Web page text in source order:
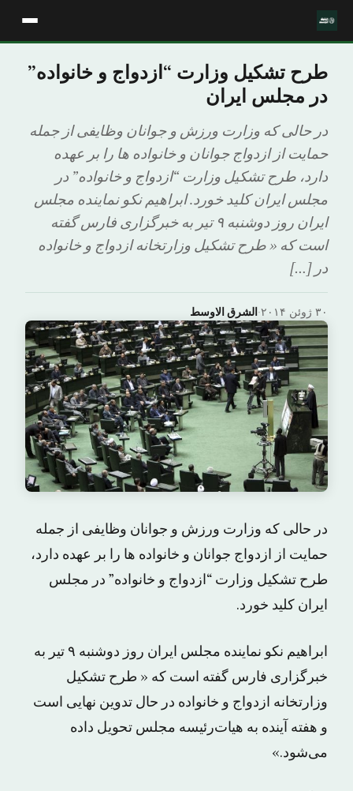
طرح تشکیل وزارت “ازدواج و خانواده”
در مجلس ایران
در حالی که وزارت ورزش و جوانان وظایفی از جمله
حمایت از ازدواج جوانان و خانواده ها را بر عهده
دارد، طرح تشکیل وزارت “ازدواج و خانواده” در
مجلس ایران کلید خورد. ابراهیم نکو نماینده مجلس
ایران روز دوشنبه ۹ تیر به خبرگزاری فارس گفته
است که « طرح تشکیل وزارتخانه ازدواج و خانواده
در […]
الشرق الاوسط· ۳۰ ژوئن ۲۰۱۴
در حالی که وزارت ورزش و جوانان وظایفی از جمله
حمایت از ازدواج جوانان و خانواده ها را بر عهده دارد،
طرح تشکیل وزارت “ازدواج و خانواده” در مجلس
ایران کلید خورد.
ابراهیم نکو نماینده مجلس ایران روز دوشنبه ۹ تیر به
خبرگزاری فارس گفته است که « طرح تشکیل
وزارتخانه ازدواج و خانواده در حال تدوین نهایی است
و هفته آینده به هیات‌رئیسه مجلس تحویل داده
می‌شود.»